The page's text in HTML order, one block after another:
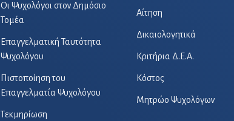
Οι Ψυχολόγοι στον Δημόσιο
Τομέα
Επαγγελματική Ταυτότητα
Ψυχολόγου
Πιστοποίηση του
Επαγγελματία Ψυχολόγου
Τεκμηρίωση
Αίτηση
Δικαιολογητικά
Κριτήρια Δ.Ε.Α.
Κόστος
Μητρώο Ψυχολόγων